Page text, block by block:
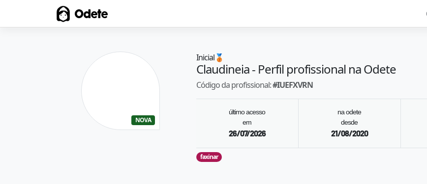
Odete
NOVA
Inicial🥉
Claudineia- Perfil profissional na Odete
Código da profissional:#IUEFXVRN
último acesso
em
26/07/2026
na odete
desde
21/08/2020
faxinar